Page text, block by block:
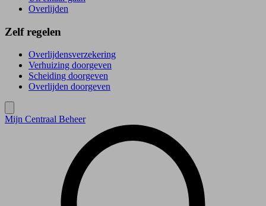
Overlijden
Zelf regelen
Overlijdensverzekering
Verhuizing doorgeven
Scheiding doorgeven
Overlijden doorgeven
Mijn Centraal Beheer